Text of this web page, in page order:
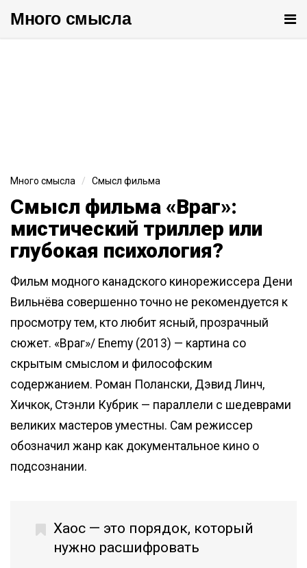
Много cмысла
Много смысла Смысл фильма
Смысл фильма «Враг»:
мистический триллер или
глубокая психология?
Фильм модного канадского кинорежиссера Дени
Вильнёва совершенно точно не рекомендуется к
просмотру тем, кто любит ясный, прозрачный
сюжет. «Враг»/ Enemy (2013) — картина со
скрытым смыслом и философским
содержанием. Роман Полански, Дэвид Линч,
Хичкок, Стэнли Кубрик — параллели с шедеврами
великих мастеров уместны. Сам режиссер
обозначил жанр как документальное кино о
подсознании.
Хаос — это порядок, который
нужно расшифровать